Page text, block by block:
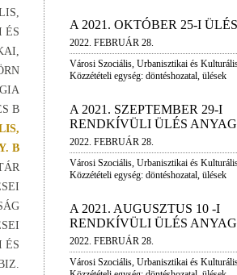
ÉS
B
B
ÉS
A 2021. OKTÓBER 25-I
2022. FEBRUÁR 28.
Városi Szociális, Urbanisztikai és
Közzétételi egység: döntéshozatal, ülések
A 2021. SZEPTEMBER 29-I
RENDKÍVÜLI ÜLÉS
2022. FEBRUÁR 28.
Városi Szociális, Urbanisztikai és
Közzétételi egység: döntéshozatal, ülések
A 2021. AUGUSZTUS 10 -I
RENDKÍVÜLI ÜLÉS
2022. FEBRUÁR 28.
Városi Szociális, Urbanisztikai és